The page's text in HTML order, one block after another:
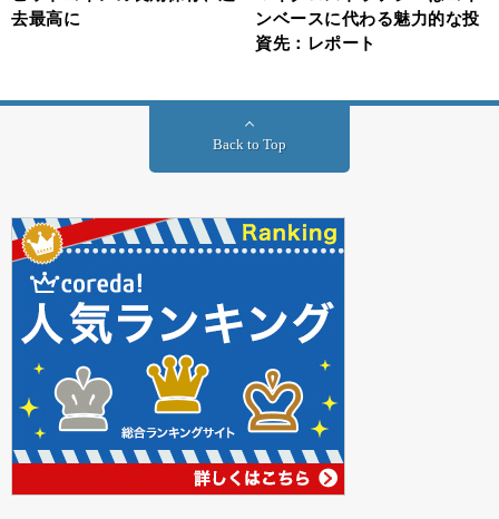
去最高に
ンベースに代わる魅力的な投
資先：レポート
Back to Top